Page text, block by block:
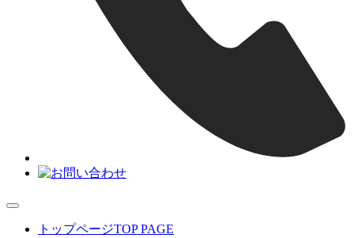
トップページTOP PAGE